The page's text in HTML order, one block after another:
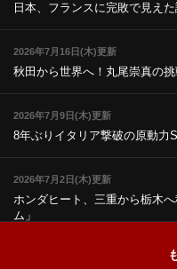
日本、フランスに完敗で見え
2026年7月16日(木)更新
秋田から世界へ！丸尾崇真の
2026年7月9日(木)更新
8年ぶりイタリア撃破の原動力
2026年7月2日(木)更新
ホンダヒート、三重から栃木
ム」